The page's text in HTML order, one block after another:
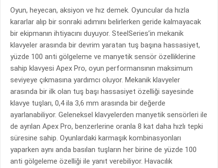
Oyun, heyecan, aksiyon ve hız demek. Oyuncular da hızla
kararlar alıp bir sonraki adımını belirlerken geride kalmayacak
bir ekipmanın ihtiyacını duyuyor. SteelSeries’in mekanik
klavyeler arasında bir devrim yaratan tuş başına hassasiyet,
yüzde 100 anti gölgeleme ve manyetik sensör özelliklerine
sahip klavyesi Apex Pro, oyun performansının maksimum
seviyeye çıkmasına yardımcı oluyor. Mekanik klavyeler
arasında bir ilk olan tuş başı hassasiyet özelliği sayesinde
klavye tuşları, 0,4 ila 3,6 mm arasında bir değerde
ayarlanabiliyor. Geleneksel klavyelerden manyetik sensörleri ile
de ayrılan Apex Pro, benzerlerine oranla 8 kat daha hızlı tepki
süresine sahip. Oyunlardaki karmaşık kombinasyonları
yaparken aynı anda basılan tuşların her birine de yüzde 100
anti gölgeleme özelliği ile yanıt verebiliyor. Havacılık